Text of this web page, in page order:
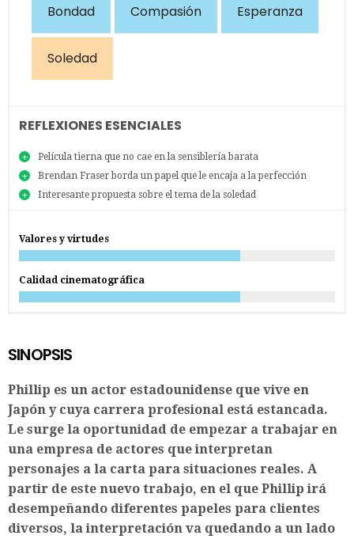
Bondad Compasión Esperanza
Soledad
REFLEXIONES ESENCIALES
Película tierna que no cae en la sensiblería barata
Brendan Fraser borda un papel que le encaja a la perfección
Interesante propuesta sobre el tema de la soledad
Valores y virtudes
Calidad cinematográfica
SINOPSIS
Phillip es un actor estadounidense que vive en
Japón y cuya carrera profesional está estancada.
Le surge la oportunidad de empezar a trabajar en
una empresa de actores que interpretan
personajes a la carta para situaciones reales. A
partir de este nuevo trabajo, en el que Phillip irá
desempeñando diferentes papeles para clientes
diversos, la interpretación va quedando a un lado